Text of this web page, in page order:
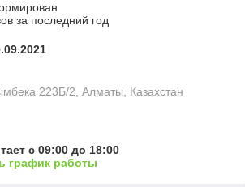
за последний год
223Б/2, Алматы, Казахстан
с 09:00 до 18:00
график работы